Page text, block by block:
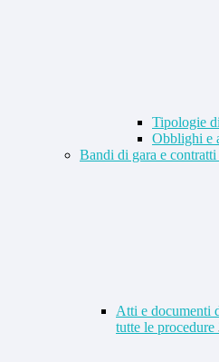
Tipologie
Obblighi e
Bandi di gara e contratti
Atti e documenti
tutte le procedure